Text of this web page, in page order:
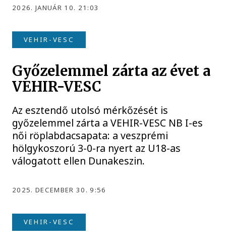
2026. JANUÁR 10. 21:03
VEHIR-VESC
Győzelemmel zárta az évet a
VEHIR-VESC
Az esztendő utolsó mérkőzését is
győzelemmel zárta a VEHIR-VESC NB I-es
női röplabdacsapata: a veszprémi
hölgykoszorú 3-0-ra nyert az U18-as
válogatott ellen Dunakeszin.
2025. DECEMBER 30. 9:56
VEHIR-VESC